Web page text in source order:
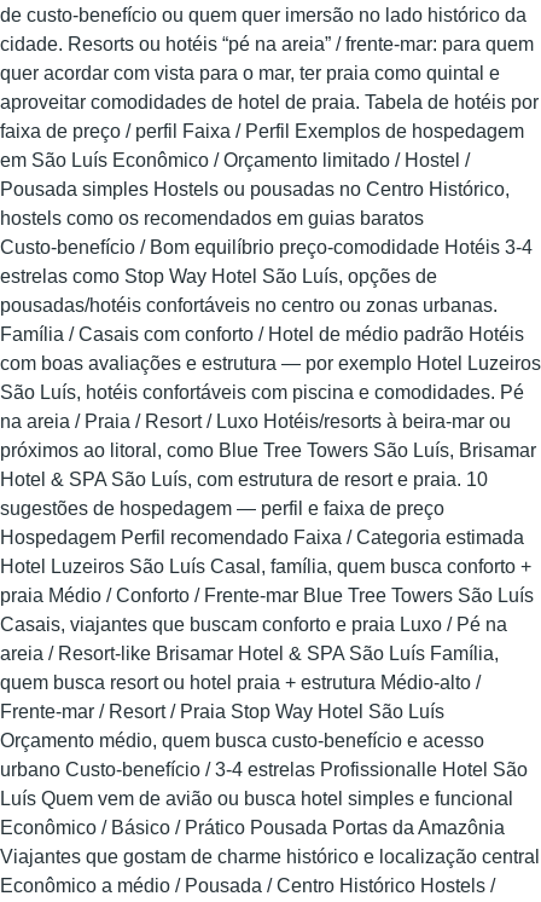
de custo‑benefício ou quem quer imersão no lado histórico da
cidade. Resorts ou hotéis “pé na areia” / frente‑mar: para quem
quer acordar com vista para o mar, ter praia como quintal e
aproveitar comodidades de hotel de praia. Tabela de hotéis por
faixa de preço / perfil Faixa / Perfil Exemplos de hospedagem
em São Luís Econômico / Orçamento limitado / Hostel /
Pousada simples Hostels ou pousadas no Centro Histórico,
hostels como os recomendados em guias baratos
Custo‑benefício / Bom equilíbrio preço‑comodidade Hotéis 3‑4
estrelas como Stop Way Hotel São Luís, opções de
pousadas/hotéis confortáveis no centro ou zonas urbanas.
Família / Casais com conforto / Hotel de médio padrão Hotéis
com boas avaliações e estrutura — por exemplo Hotel Luzeiros
São Luís, hotéis confortáveis com piscina e comodidades. Pé
na areia / Praia / Resort / Luxo Hotéis/resorts à beira‑mar ou
próximos ao litoral, como Blue Tree Towers São Luís, Brisamar
Hotel & SPA São Luís, com estrutura de resort e praia. 10
sugestões de hospedagem — perfil e faixa de preço
Hospedagem Perfil recomendado Faixa / Categoria estimada
Hotel Luzeiros São Luís Casal, família, quem busca conforto +
praia Médio / Conforto / Frente‑mar Blue Tree Towers São Luís
Casais, viajantes que buscam conforto e praia Luxo / Pé na
areia / Resort‑like Brisamar Hotel & SPA São Luís Família,
quem busca resort ou hotel praia + estrutura Médio‑alto /
Frente‑mar / Resort / Praia Stop Way Hotel São Luís
Orçamento médio, quem busca custo‑benefício e acesso
urbano Custo‑benefício / 3‑4 estrelas Profissionalle Hotel São
Luís Quem vem de avião ou busca hotel simples e funcional
Econômico / Básico / Prático Pousada Portas da Amazônia
Viajantes que gostam de charme histórico e localização central
Econômico a médio / Pousada / Centro Histórico Hostels /